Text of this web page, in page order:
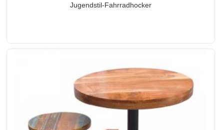
Jugendstil-Fahrradhocker